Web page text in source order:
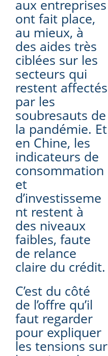
aux entreprises
ont fait place,
au mieux, à
des aides très
ciblées sur les
secteurs qui
restent affectés
par les
soubresauts de
la pandémie. Et
en Chine, les
indicateurs de
consommation
et
d’investisseme
nt restent à
des niveaux
faibles, faute
de relance
claire du crédit.
C’est du côté
de l’offre qu’il
faut regarder
pour expliquer
les tensions sur